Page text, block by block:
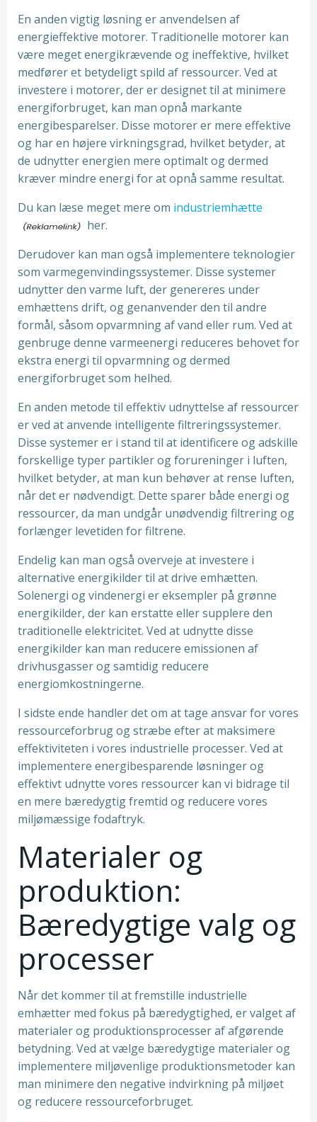
En anden vigtig løsning er anvendelsen af
energieffektive motorer. Traditionelle motorer kan
være meget energikrævende og ineffektive, hvilket
medfører et betydeligt spild af ressourcer. Ved at
investere i motorer, der er designet til at minimere
energiforbruget, kan man opnå markante
energibesparelser. Disse motorer er mere effektive
og har en højere virkningsgrad, hvilket betyder, at
de udnytter energien mere optimalt og dermed
kræver mindre energi for at opnå samme resultat.
Du kan læse meget mere om industriemhætte
her.
Derudover kan man også implementere teknologier
som varmegenvindingssystemer. Disse systemer
udnytter den varme luft, der genereres under
emhættens drift, og genanvender den til andre
formål, såsom opvarmning af vand eller rum. Ved at
genbruge denne varmeenergi reduceres behovet for
ekstra energi til opvarmning og dermed
energiforbruget som helhed.
En anden metode til effektiv udnyttelse af ressourcer
er ved at anvende intelligente filtreringssystemer.
Disse systemer er i stand til at identificere og adskille
forskellige typer partikler og forureninger i luften,
hvilket betyder, at man kun behøver at rense luften,
når det er nødvendigt. Dette sparer både energi og
ressourcer, da man undgår unødvendig filtrering og
forlænger levetiden for filtrene.
Endelig kan man også overveje at investere i
alternative energikilder til at drive emhætten.
Solenergi og vindenergi er eksempler på grønne
energikilder, der kan erstatte eller supplere den
traditionelle elektricitet. Ved at udnytte disse
energikilder kan man reducere emissionen af
drivhusgasser og samtidig reducere
energiomkostningerne.
I sidste ende handler det om at tage ansvar for vores
ressourceforbrug og stræbe efter at maksimere
effektiviteten i vores industrielle processer. Ved at
implementere energibesparende løsninger og
effektivt udnytte vores ressourcer kan vi bidrage til
en mere bæredygtig fremtid og reducere vores
miljømæssige fodaftryk.
Materialer og
produktion:
Bæredygtige valg og
processer
Når det kommer til at fremstille industrielle
emhætter med fokus på bæredygtighed, er valget af
materialer og produktionsprocesser af afgørende
betydning. Ved at vælge bæredygtige materialer og
implementere miljøvenlige produktionsmetoder kan
man minimere den negative indvirkning på miljøet
og reducere ressourceforbruget.